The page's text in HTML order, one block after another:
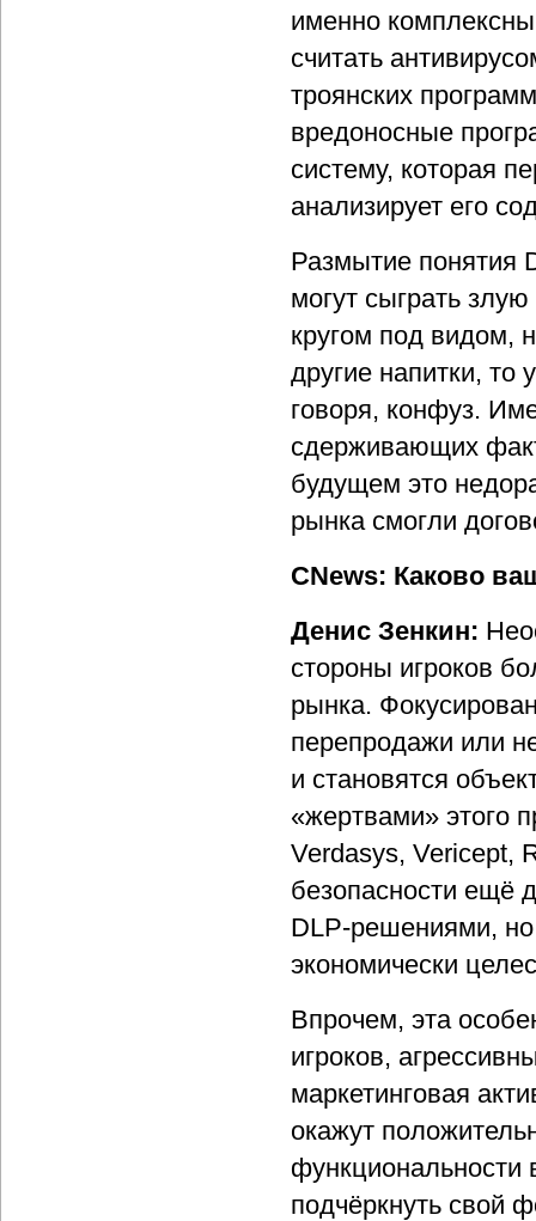
именно
считать
троянских
вредоносные
систему, которая
анализирует его
Размытие понятия
могут сыграть
кругом под видом,
другие напитки, то
говоря, конфуз.
сдерживающих
будущем это
рынка смогли
CNews: Каково
Денис Зенкин:
стороны игроков
рынка.
перепродажи или
и становятся
«жертвами» этого
Verdasys, Vericept,
безопасности ещё
DLP-решениями, но
экономически
Впрочем, эта
игроков,
маркетинговая
окажут
функциональности
подчёркнуть свой